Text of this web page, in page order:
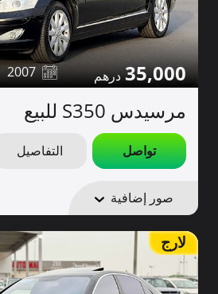
35,000
2007
مرسيدس S350 للبيع
تواصل التفاصيل
صور إضافية
لارج